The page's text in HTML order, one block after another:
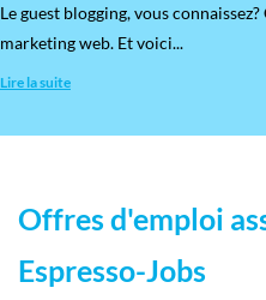
​Le guest blogging, vous
marketing web. Et voici...
Lire la suite
Offres d'emploi
Espresso-Jobs